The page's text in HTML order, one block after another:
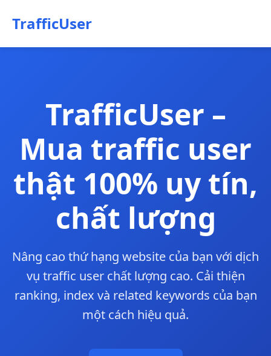
TrafficUser
TrafficUser –
Mua traffic user
thật 100% uy tín,
chất lượng
Nâng cao thứ hạng website của bạn với dịch
vụ traffic user chất lượng cao. Cải thiện
ranking, index và related keywords của bạn
một cách hiệu quả.